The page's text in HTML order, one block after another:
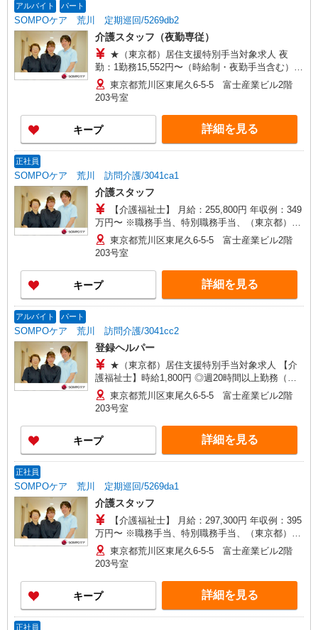
アルバイト パート
SOMPOケア 荒川 定期巡回/5269db2
介護スタッフ（夜勤専従）
★（東京都）居住支援特別手当対象求人 夜
勤：1勤務15,552円〜（時給制・夜勤手当含む）
時給：1,444円 ◎週20時間以上勤務（社保加入
者）の場合は時給：1,494円 ※居住支援特別手当
は勤続5年目までの方はさらに時給＋50円（再入社
者は除く）
東京都荒川区東尾久6-5-5 富士産業ビル2階
203号室
キープ 詳細を見る
正社員
SOMPOケア 荒川 訪問介護/3041ca1
介護スタッフ
【介護福祉士】 月給：255,800円 年収例：349
万円〜 ※職務手当、特別職務手当、（東京都）居
住支援特別手当、働きがい向上手当、日祝手当
（月平均2回分）等、毎月平均的に支払われる手当
を含みます。 ※居住支援特別手当は勤続5年目ま
での方はさらに1万円支給（再入社は除く） ◎賞
与：基本給2.08ヶ月分/年支給 ◎残業時は別途時間
外手当支給（超過1分〜）
東京都荒川区東尾久6-5-5 富士産業ビル2階
203号室
キープ 詳細を見る
アルバイト パート
SOMPOケア 荒川 訪問介護/3041cc2
登録ヘルパー
★（東京都）居住支援特別手当対象求人 【介
護福祉士】時給1,800円 ◎週20時間以上勤務（社
保加入者）の場合は時給1,850円 ＊早朝（〜
8:00）：時給2,250円〜 ＊日曜祝日：時給2,100
円〜 【実務者研修・初任者研修（ヘルパー1級・2
級）】時給1,720円 ◎週20時間以上勤務（社保加
入者）の場合は時給1,770円 ＊早朝（〜8:00）：
時給2,150円〜 ＊日曜祝日：時給2,020円〜 ◎身体
時給の60％支給 ※居住支援特別手当は勤続5年目
までの方はさらに時給＋50円（再入社者は除く）
東京都荒川区東尾久6-5-5 富士産業ビル2階
203号室
キープ 詳細を見る
正社員
SOMPOケア 荒川 定期巡回/5269da1
介護スタッフ
【介護福祉士】 月給：297,300円 年収例：395
万円〜 ※職務手当、特別職務手当、（東京都）居
住支援特別手当、働きがい向上手当、日祝手当
（月平均2回分）、在宅手当（月平均10回分）、深
夜勤手当（月平均5回分）等、毎月平均的に支払わ
れる手当を含みます。 ※居住支援特別手当は勤続
5年目までの方はさらに1万円支給（再入社は除
く） ◎賞与：基本給2.08ヶ月分/年支給 ◎残業時
東京都荒川区東尾久6-5-5 富士産業ビル2階
203号室
キープ 詳細を見る
正社員